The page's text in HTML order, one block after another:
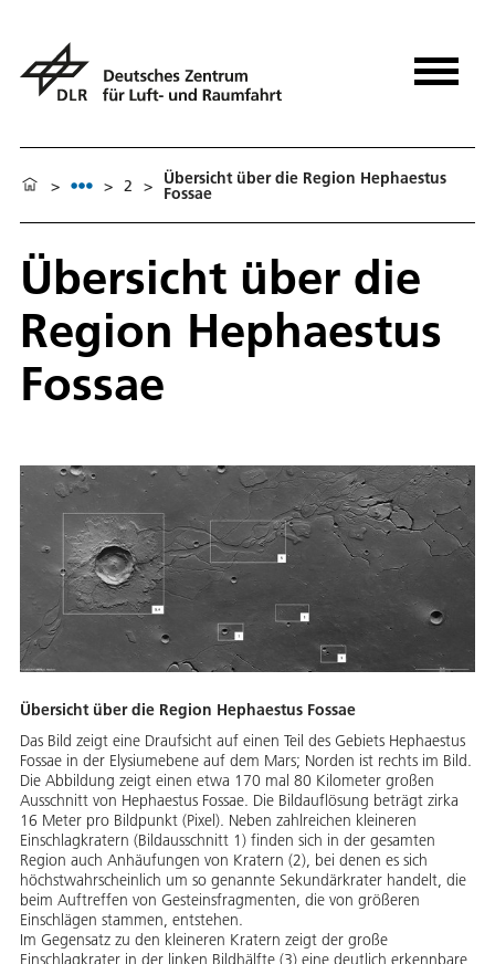
> > 2 > Übersicht über die Region Hephaestus
Fossae
Übersicht über die
Region Hephaestus
Fossae
Übersicht über die Region Hephaestus Fossae
Das Bild zeigt eine Draufsicht auf einen Teil des Gebiets Hephaestus
Fossae in der Elysiumebene auf dem Mars; Norden ist rechts im Bild.
Die Abbildung zeigt einen etwa 170 mal 80 Kilometer großen
Ausschnitt von Hephaestus Fossae. Die Bildauflösung beträgt zirka
16 Meter pro Bildpunkt (Pixel). Neben zahlreichen kleineren
Einschlagkratern (Bildausschnitt 1) finden sich in der gesamten
Region auch Anhäufungen von Kratern (2), bei denen es sich
höchstwahrscheinlich um so genannte Sekundärkrater handelt, die
beim Auftreffen von Gesteinsfragmenten, die von größeren
Einschlägen stammen, entstehen.
Im Gegensatz zu den kleineren Kratern zeigt der große
Einschlagkrater in der linken Bildhälfte (3) eine deutlich erkennbare